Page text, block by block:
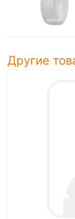
Другие